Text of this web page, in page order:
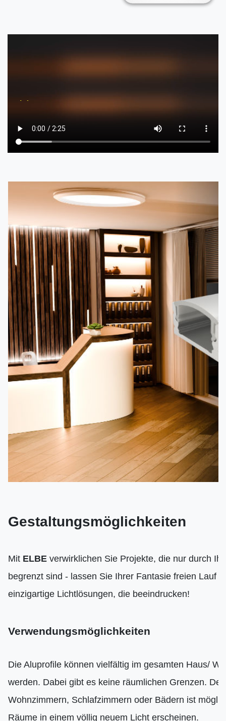
Gestaltungsmöglichkeiten
Mit ELBE verwirklichen Sie Projekte, die nur durch
begrenzt sind - lassen Sie Ihrer Fantasie freien Lauf
einzigartige Lichtlösungen, die beeindrucken!
Verwendungsmöglichkeiten
Die Aluprofile können vielfältig im gesamten Haus/
werden. Dabei gibt es keine räumlichen Grenzen.
Wohnzimmern, Schlafzimmern oder Bädern ist
Räume in einem völlig neuem Licht erscheinen.